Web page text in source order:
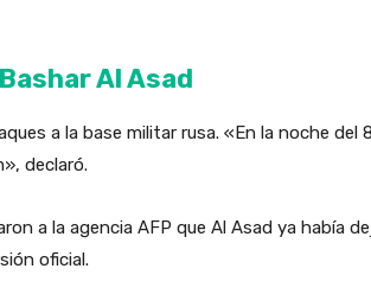
Al Asad
a la base militar rusa. «En la noche del
declaró.
a la agencia AFP que Al Asad ya había
oficial.